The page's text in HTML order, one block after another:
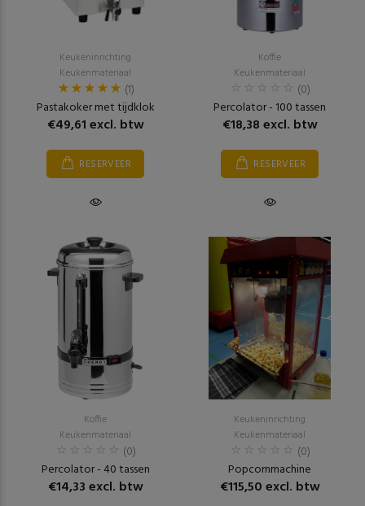
Keukeninrichting
Keukenmateriaal
(1)
Pastakoker met tijdklok
€49,61 excl. btw
RESERVEER
Koffie
Keukenmateriaal
(0)
Percolator - 100 tassen
€18,38 excl. btw
RESERVEER
Koffie
Keukenmateriaal
(0)
Percolator - 40 tassen
€14,33 excl. btw
Keukeninrichting
Keukenmateriaal
(0)
Popcornmachine
€115,50 excl. btw